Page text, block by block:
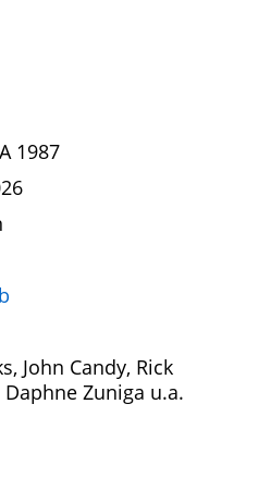
1987
John Candy, Rick
Zuniga u.a.